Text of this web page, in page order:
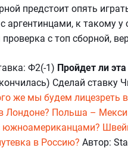
предстоит опять
аргентинцами, к такому
с топ сборной,
Ф2(-1) Пройдет ли эта
Сделай ставку
же мы будем лицезреть
Лондоне? Польша –
южноамериканцами?
в Россию? Автор: